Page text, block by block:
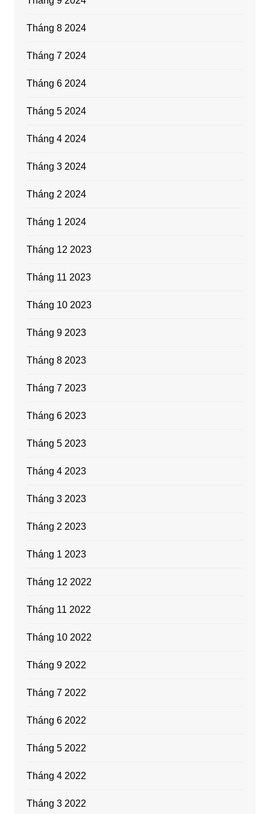
Tháng 8 2024
Tháng 7 2024
Tháng 6 2024
Tháng 5 2024
Tháng 4 2024
Tháng 3 2024
Tháng 2 2024
Tháng 1 2024
Tháng 12 2023
Tháng 11 2023
Tháng 10 2023
Tháng 9 2023
Tháng 8 2023
Tháng 7 2023
Tháng 6 2023
Tháng 5 2023
Tháng 4 2023
Tháng 3 2023
Tháng 2 2023
Tháng 1 2023
Tháng 12 2022
Tháng 11 2022
Tháng 10 2022
Tháng 9 2022
Tháng 7 2022
Tháng 6 2022
Tháng 5 2022
Tháng 4 2022
Tháng 3 2022